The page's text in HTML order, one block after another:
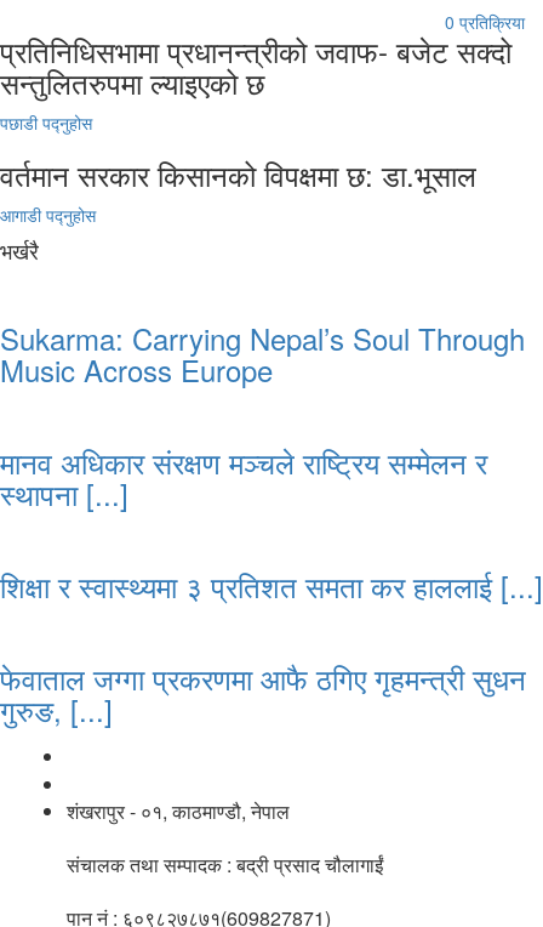
0 प्रतिक्रिया
प्रतिनिधिसभामा प्रधानन्त्रीको जवाफ- बजेट सक्दो
सन्तुलितरुपमा ल्याइएको छ
पछाडी पद्नुहोस
वर्तमान सरकार किसानको विपक्षमा छ: डा.भूसाल
आगाडी पद्नुहोस
भर्खरै
Sukarma: Carrying Nepal’s Soul Through
Music Across Europe
मानव अधिकार संरक्षण मञ्चले राष्ट्रिय सम्मेलन र
स्थापना [...]
शिक्षा र स्वास्थ्यमा ३ प्रतिशत समता कर हाललाई [...]
फेवाताल जग्गा प्रकरणमा आफै ठगिए गृहमन्त्री सुधन
गुरुङ, [...]
शंखरापुर - ०१, काठमाण्डौ, नेपाल
संचालक तथा सम्पादक : बद्री प्रसाद चौलागाईं
पान नं : ६०९८२७८७१(609827871)